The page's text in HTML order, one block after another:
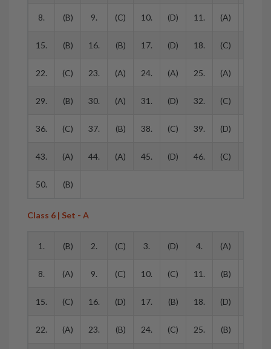
8. (B) 9. (C) 10. (D) 11. (A)
15. (B) 16. (B) 17. (D) 18. (C)
22. (C) 23. (A) 24. (A) 25. (A)
29. (B) 30. (A) 31. (D) 32. (C)
36. (C) 37. (B) 38. (C) 39. (D)
43. (A) 44. (A) 45. (D) 46. (C)
50. (B)
Class 6 | Set - A
1. (B) 2. (C) 3. (D) 4. (A)
8. (A) 9. (C) 10. (C) 11. (B)
15. (C) 16. (D) 17. (B) 18. (D)
22. (A) 23. (B) 24. (C) 25. (B)